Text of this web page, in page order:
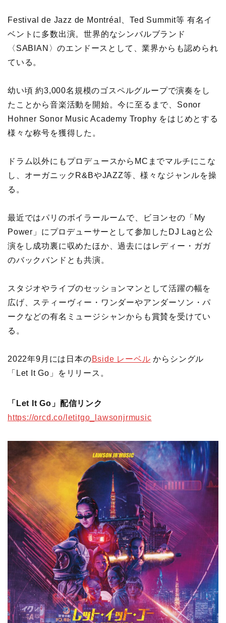
Festival de Jazz de Montréal、Ted Summit等 有名イ
ベントに多数出演。世界的なシンバルブランド
〈SABIAN〉のエンドースとして、業界からも認められ
ている。
幼い頃 約3,000名規模のゴスペルグループで演奏をし
たことから音楽活動を開始。今に至るまで、Sonor
Hohner Sonor Music Academy Trophy をはじめとする
様々な称号を獲得した。
ドラム以外にもプロデュースからMCまでマルチにこな
し、オーガニックR&BやJAZZ等、様々なジャンルを操
る。
最近ではパリのボイラールームで、ビヨンセの「My
Power」にプロデューサーとして参加したDJ Lagと公
演をし成功裏に収めたほか、過去にはレディー・ガガ
のバックバンドとも共演。
スタジオやライブのセッションマンとして活躍の幅を
広げ、スティーヴィー・ワンダーやアンダーソン・パ
ークなどの有名ミュージシャンからも賞賛を受けてい
る。
2022年9月には日本のBside レーベル からシングル
「Let It Go」をリリース。
「Let It Go」配信リンク
https://orcd.co/letitgo_lawsonjrmusic